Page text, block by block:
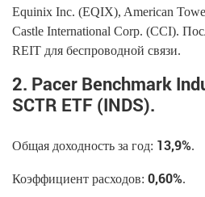
Equinix Inc. (EQIX), American
Castle International Corp. (CCI).
REIT для беспроводной связи.
2. Pacer Benchmark
SCTR ETF (INDS).
Общая доходность за год: 13,9%.
Коэффициент расходов: 0,60%.